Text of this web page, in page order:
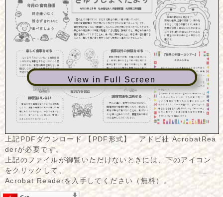
View in Full Screen
上記PDFダウンロード 【PDF形式】 アドビ社 AcrobatRea
derが必要です。
上記のファイルが御覧いただけないときには、下のアイコン
をクリックして、
Acrobat Readerを入手してください（無料）。